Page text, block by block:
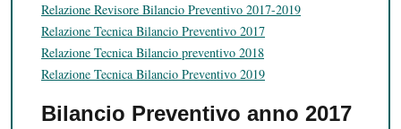
Relazione Revisore Bilancio Preventivo 2017-2019
Relazione Tecnica Bilancio Preventivo 2017
Relazione Tecnica Bilancio preventivo 2018
Relazione Tecnica Bilancio Preventivo 2019
Bilancio Preventivo anno 2017